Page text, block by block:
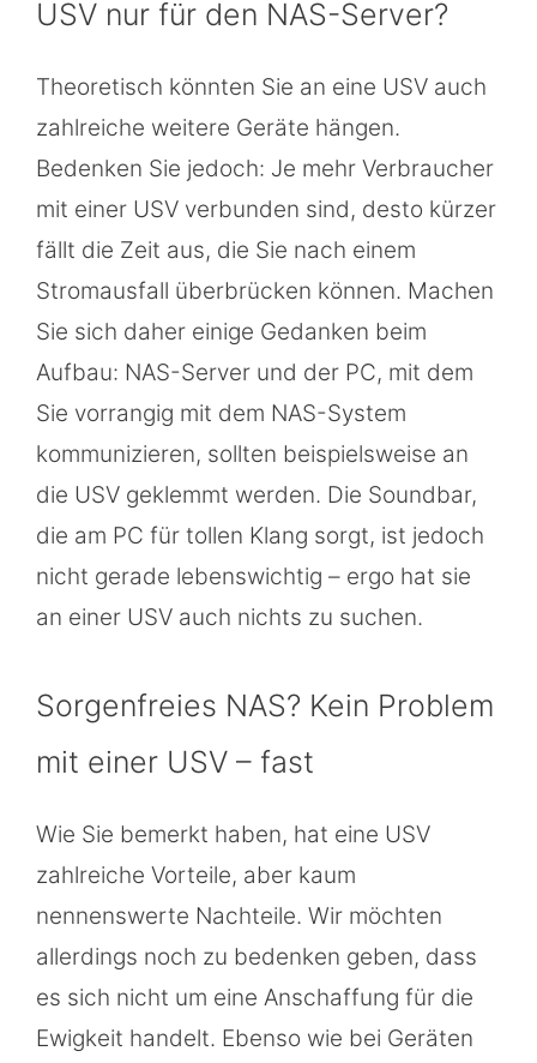
USV nur für den NAS-Server?
Theoretisch könnten Sie an eine USV auch
zahlreiche weitere Geräte hängen.
Bedenken Sie jedoch: Je mehr Verbraucher
mit einer USV verbunden sind, desto kürzer
fällt die Zeit aus, die Sie nach einem
Stromausfall überbrücken können. Machen
Sie sich daher einige Gedanken beim
Aufbau: NAS-Server und der PC, mit dem
Sie vorrangig mit dem NAS-System
kommunizieren, sollten beispielsweise an
die USV geklemmt werden. Die Soundbar,
die am PC für tollen Klang sorgt, ist jedoch
nicht gerade lebenswichtig – ergo hat sie
an einer USV auch nichts zu suchen.
Sorgenfreies NAS? Kein Problem
mit einer USV – fast
Wie Sie bemerkt haben, hat eine USV
zahlreiche Vorteile, aber kaum
nennenswerte Nachteile. Wir möchten
allerdings noch zu bedenken geben, dass
es sich nicht um eine Anschaffung für die
Ewigkeit handelt. Ebenso wie bei Geräten